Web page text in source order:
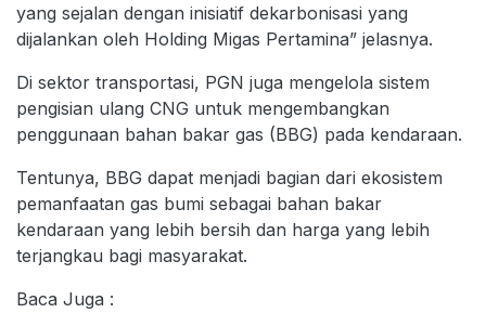
yang sejalan dengan inisiatif dekarbonisasi yang
dijalankan oleh Holding Migas Pertamina” jelasnya.
Di sektor transportasi, PGN juga mengelola sistem
pengisian ulang CNG untuk mengembangkan
penggunaan bahan bakar gas (BBG) pada kendaraan.
Tentunya, BBG dapat menjadi bagian dari ekosistem
pemanfaatan gas bumi sebagai bahan bakar
kendaraan yang lebih bersih dan harga yang lebih
terjangkau bagi masyarakat.
Baca Juga :